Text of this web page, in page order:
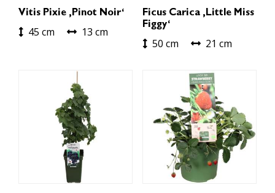
Vitis Pixie ‚Pinot Noir‘
45 cm 13 cm
Ficus Carica ‚Little Miss
Figgy‘
50 cm 21 cm